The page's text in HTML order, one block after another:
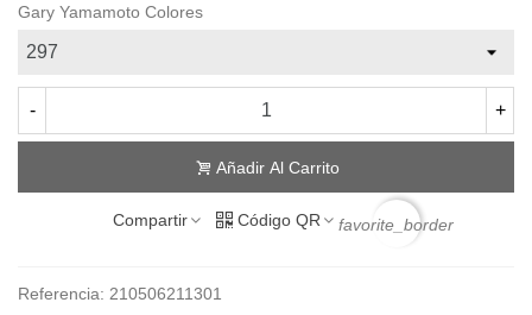
Gary Yamamoto Colores
- +
Añadir Al Carrito
Compartir Código QR favorite_border
Referencia: 210506211301